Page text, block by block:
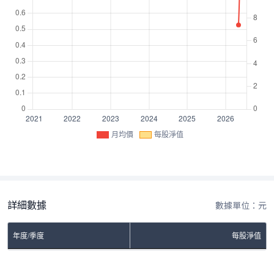
月均價 每股淨值
詳細數據 數據單位：元
年度/季度 每股淨值